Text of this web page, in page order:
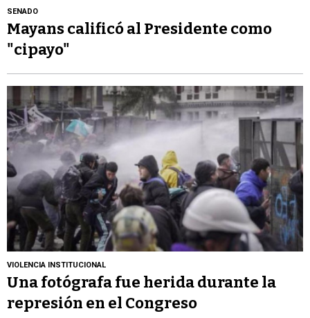
SENADO
Mayans calificó al Presidente como
"cipayo"
VIOLENCIA INSTITUCIONAL
Una fotógrafa fue herida durante la
represión en el Congreso